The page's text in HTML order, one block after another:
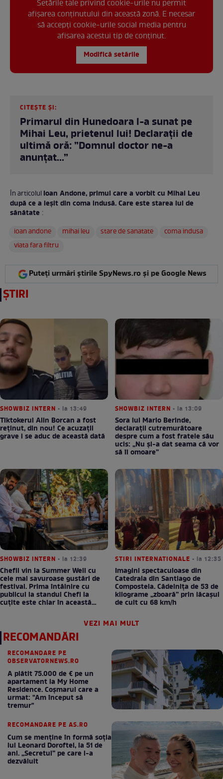
Setările tale privind cookie-urile nu permit
afișarea conținutului din această zonă. E necesar
să accepți cookie-urile social media pentru
afisarea acestui tip de conținut.
Modifică setările
CITEȘTE ȘI:
Primarul din Hunedoara l-a sunat pe
Mihai Leu, prietenul lui! Declarații de
ultimă oră: ”Domnul doctor ne-a
anunțat...”
În articolulIoan Andone, primul care a vorbit cu Mihai Leu
după ce a ieșit din coma indusă. Care este starea lui de
sănătate :
ioan andone
mihai leu stare de sanatate
coma indusa
viata fara filtru
Puteți urmări știrile SpyNews.ro și pe Google News
ȘTIRI
SHOWBIZ INTERN • la 13:49
Tiktokerul Alin Borcan a fost
reținut, din nou! Ce acuzații
grave i se aduc de această dată
SHOWBIZ INTERN • la 13:09
Sora lui Mario Berinde,
declarații cutremurătoare
despre cum a fost fratele său
ucis: „Nu și-a dat seama că vor
să îl omoare”
SHOWBIZ INTERN • la 12:39
Chefii vin la Summer Well cu
cele mai savuroase gustări de
festival. Prima întâlnire cu
publicul la standul Chefi la
cuțite este chiar în această
STIRI INTERNATIONALE • la 12:35
Imagini spectaculoase din
Catedrala din Santiago de
Compostela. Cădelnița de 53 de
kilograme „zboară” prin lăcașul
de cult cu 68 km/h
VEZI MAI MULT
RECOMANDĂRI
RECOMANDARE PE
OBSERVATORNEWS.RO
A plătit 75.000 de € pe un
apartament la My Home
Residence. Coşmarul care a
urmat: "Am început să
tremur"
RECOMANDARE PE AS.RO
Cum se menţine în formă soţia
lui Leonard Doroftei, la 51 de
ani. „Secretul” pe care l-a
dezvăluit